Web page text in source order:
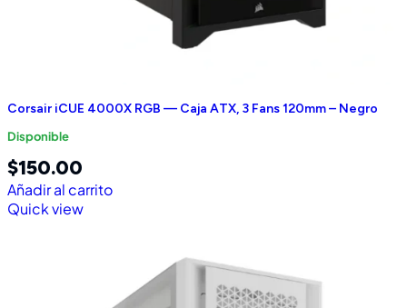
Corsair iCUE 4000X RGB — Caja ATX, 3 Fans 120mm – Negro
Disponible
$150.00
Añadir al carrito
Quick view